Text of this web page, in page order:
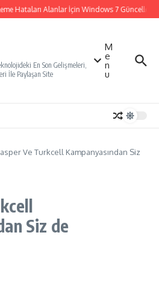
Hataları Alanlar İçin Windows 7 Güncelleme
En Son Gelişmeleri,
İle Paylaşan Site
M
e
n
u
Ve Turkcell Kampanyasından Siz
Siz de